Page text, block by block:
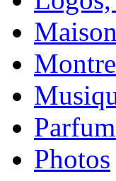
Maison
Photos